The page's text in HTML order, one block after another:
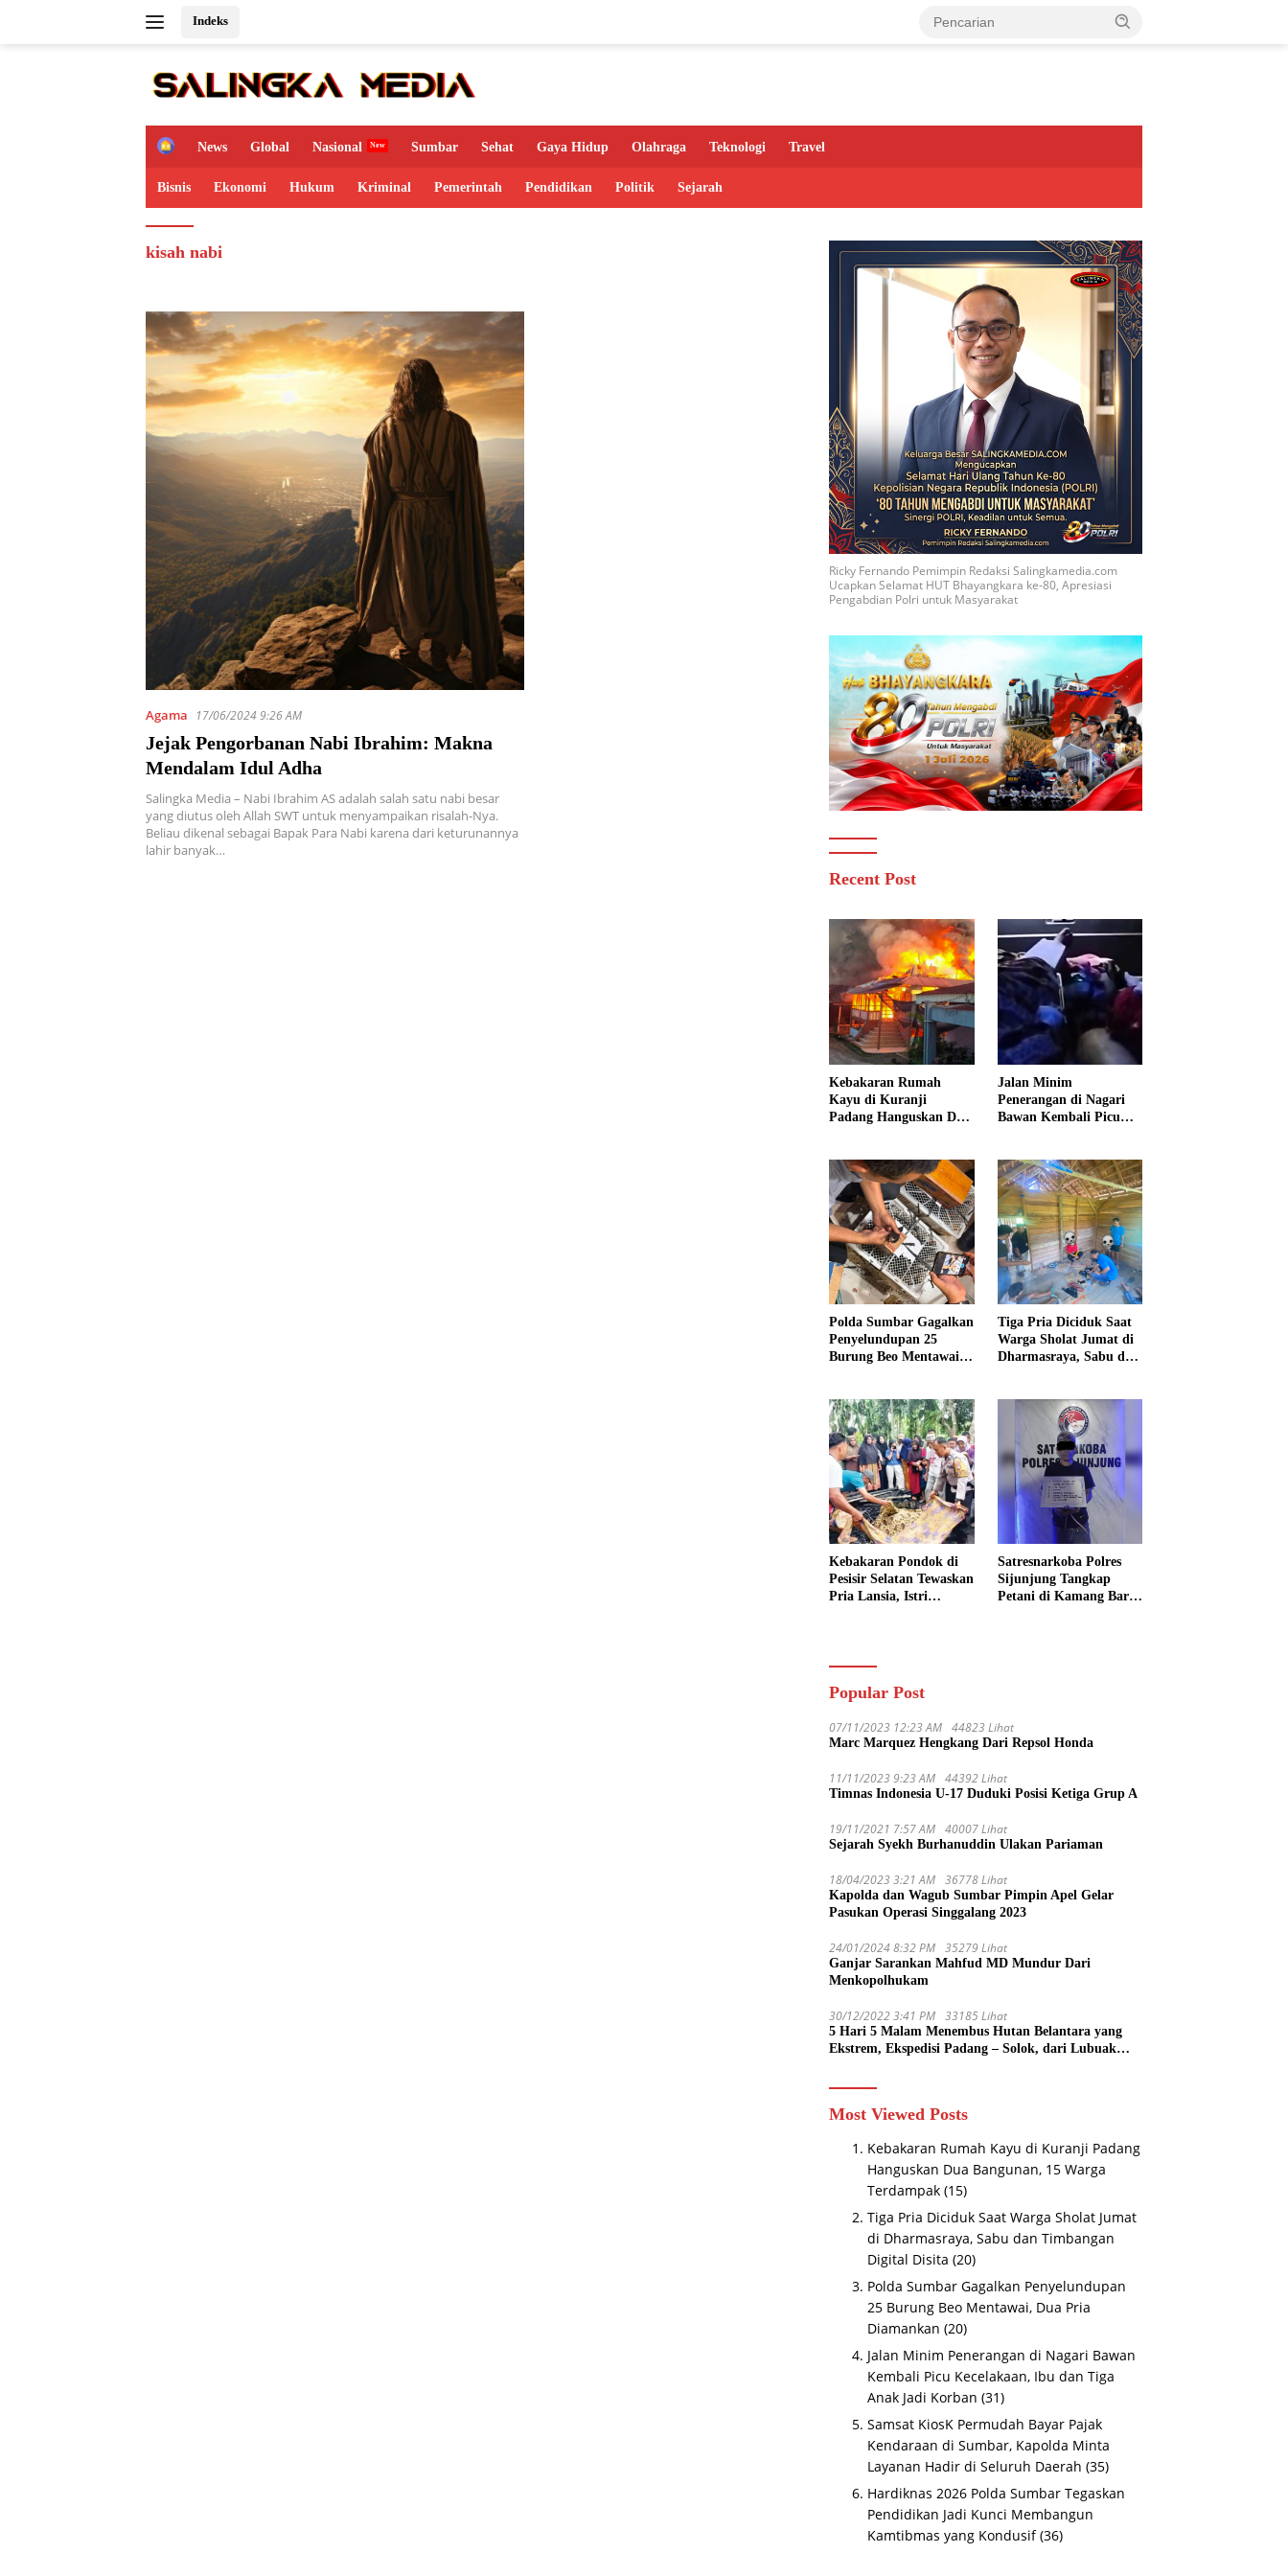
Indeks
H
m
e
News Global Nasional Sumbar Sehat Gaya Hidup Olahraga Teknologi Travel
Bisnis Ekonomi Hukum Kriminal Pemerintah Pendidikan Politik Sejarah
kisah nabi
Agama 17/06/2024 9:26 AM
Jejak Pengorbanan Nabi Ibrahim: Makna
Mendalam Idul Adha
Salingka Media – Nabi Ibrahim AS adalah salah satu nabi besar
yang diutus oleh Allah SWT untuk menyampaikan risalah-Nya.
Beliau dikenal sebagai Bapak Para Nabi karena dari keturunannya
lahir banyak…
Ricky Fernando Pemimpin Redaksi Salingkamedia.com
Ucapkan Selamat HUT Bhayangkara ke-80, Apresiasi
Pengabdian Polri untuk Masyarakat
Recent Post
Kebakaran Rumah
Kayu di Kuranji
Padang Hanguskan Dua
Jalan Minim
Penerangan di Nagari
Bawan Kembali Picu
Polda Sumbar Gagalkan
Penyelundupan 25
Burung Beo Mentawai,
Tiga Pria Diciduk Saat
Warga Sholat Jumat di
Dharmasraya, Sabu dan
Kebakaran Pondok di
Pesisir Selatan Tewaskan
Pria Lansia, Istri
Satresnarkoba Polres
Sijunjung Tangkap
Petani di Kamang Baru,
Popular Post
07/11/2023 12:23 AM 44823 Lihat
Marc Marquez Hengkang Dari Repsol Honda
11/11/2023 9:23 AM 44392 Lihat
Timnas Indonesia U-17 Duduki Posisi Ketiga Grup A
19/11/2021 7:57 AM 40007 Lihat
Sejarah Syekh Burhanuddin Ulakan Pariaman
18/04/2023 3:21 AM 36778 Lihat
Kapolda dan Wagub Sumbar Pimpin Apel Gelar
Pasukan Operasi Singgalang 2023
24/01/2024 8:32 PM 35279 Lihat
Ganjar Sarankan Mahfud MD Mundur Dari
Menkopolhukam
30/12/2022 3:41 PM 33185 Lihat
5 Hari 5 Malam Menembus Hutan Belantara yang
Ekstrem, Ekspedisi Padang – Solok, dari Lubuak
Most Viewed Posts
Kebakaran Rumah Kayu di Kuranji Padang
Hanguskan Dua Bangunan, 15 Warga
Terdampak (15)
Tiga Pria Diciduk Saat Warga Sholat Jumat
di Dharmasraya, Sabu dan Timbangan
Digital Disita (20)
Polda Sumbar Gagalkan Penyelundupan
25 Burung Beo Mentawai, Dua Pria
Diamankan (20)
Jalan Minim Penerangan di Nagari Bawan
Kembali Picu Kecelakaan, Ibu dan Tiga
Anak Jadi Korban (31)
Samsat KiosK Permudah Bayar Pajak
Kendaraan di Sumbar, Kapolda Minta
Layanan Hadir di Seluruh Daerah (35)
Hardiknas 2026 Polda Sumbar Tegaskan
Pendidikan Jadi Kunci Membangun
Kamtibmas yang Kondusif (36)